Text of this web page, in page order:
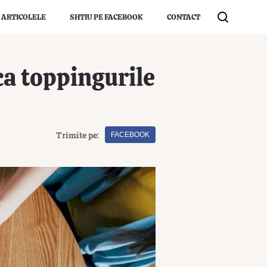
SHTIU PE FACEBOOK CONTACT
toppingurile
Trimite pe: FACEBOOK